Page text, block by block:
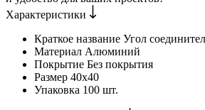
Характеристики
Краткое название Угол
Материал Алюминий
Покрытие Без покрытия
Размер 40х40
Упаковка 100 шт.